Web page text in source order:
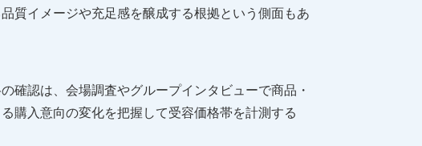
質イメージや充足感を醸成する根拠という側面もあ
確認は、会場調査やグループインタビューで商品・
購入意向の変化を把握して受容価格帯を計測する